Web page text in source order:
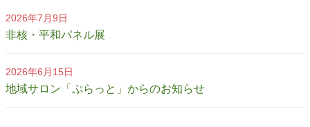
2026年7月9日
非核・平和パネル展
2026年6月15日
地域サロン「ぷらっと」からのお知らせ